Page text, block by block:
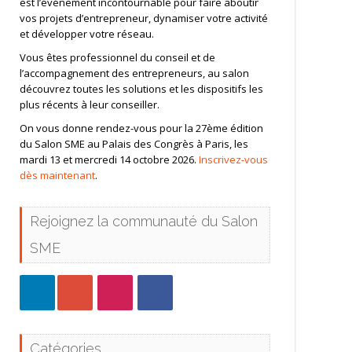
vos projets d’entrepreneur, dynamiser votre activité
et développer votre réseau.
Vous êtes professionnel du conseil et de
l’accompagnement des entrepreneurs, au salon
découvrez toutes les solutions et les dispositifs les
plus récents à leur conseiller.
On vous donne rendez-vous pour la 27ème édition
du Salon SME au Palais des Congrès à Paris, les
mardi 13 et mercredi 14 octobre 2026.Inscrivez-vous
dès maintenant.
Rejoignez la communauté du Salon
SME
Catégories